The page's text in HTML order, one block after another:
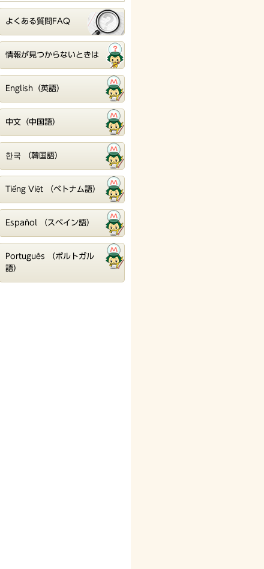
よくある質問FAQ
情報が見つからないときは
English（英語）
中文（中国語）
한국 （韓国語）
Tiếng Việt （ベトナム語）
Español （スペイン語）
Português （ポルトガル
語）